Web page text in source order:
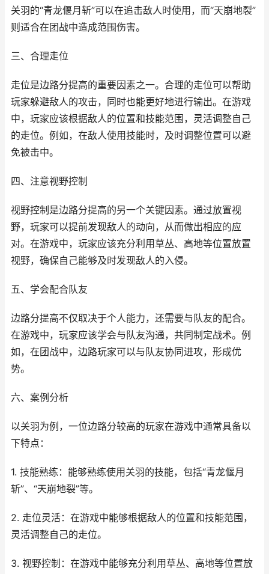
关羽的“青龙偃月斩”可以在追击敌人时使用，而“天崩地裂”
则适合在团战中造成范围伤害。
三、合理走位
走位是边路分提高的重要因素之一。合理的走位可以帮助
玩家躲避敌人的攻击，同时也能更好地进行输出。在游戏
中，玩家应该根据敌人的位置和技能范围，灵活调整自己
的走位。例如，在敌人使用技能时，及时调整位置可以避
免被击中。
四、注意视野控制
视野控制是边路分提高的另一个关键因素。通过放置视
野，玩家可以提前发现敌人的动向，从而做出相应的应
对。在游戏中，玩家应该充分利用草丛、高地等位置放置
视野，确保自己能够及时发现敌人的入侵。
五、学会配合队友
边路分提高不仅取决于个人能力，还需要与队友的配合。
在游戏中，玩家应该学会与队友沟通，共同制定战术。例
如，在团战中，边路玩家可以与队友协同进攻，形成优
势。
六、案例分析
以关羽为例，一位边路分较高的玩家在游戏中通常具备以
下特点：
1. 技能熟练：能够熟练使用关羽的技能，包括“青龙偃月
斩”、“天崩地裂”等。
2. 走位灵活：在游戏中能够根据敌人的位置和技能范围，
灵活调整自己的走位。
3. 视野控制：在游戏中能够充分利用草丛、高地等位置放